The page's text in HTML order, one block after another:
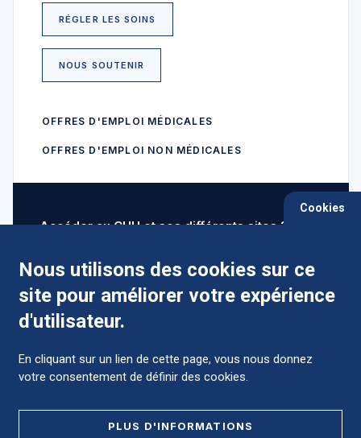
RÉGLER LES SOINS
NOUS SOUTENIR
OFFRES D'EMPLOI MÉDICALES
OFFRES D'EMPLOI NON MÉDICALES
Accéder au CHU et ses différents sites ?
Comment préparer mon hospitalisation ?
Cookies
Nous utilisons des cookies sur ce
site pour améliorer votre expérience
d'utilisateur.
En cliquant sur un lien de cette page, vous nous donnez
votre consentement de définir des cookies.
PLUS D'INFORMATIONS